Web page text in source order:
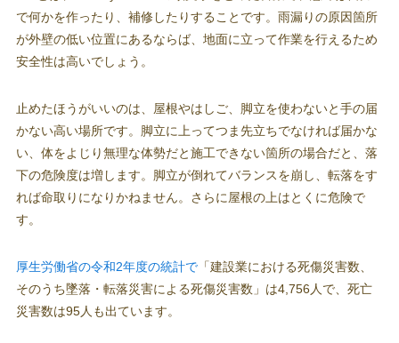
で何かを作ったり、補修したりすることです。雨漏りの原因箇所
が外壁の低い位置にあるならば、地面に立って作業を行えるため
安全性は高いでしょう。
止めたほうがいいのは、屋根やはしご、脚立を使わないと手の届
かない高い場所です。脚立に上ってつま先立ちでなければ届かな
い、体をよじり無理な体勢だと施工できない箇所の場合だと、落
下の危険度は増します。脚立が倒れてバランスを崩し、転落をす
れば命取りになりかねません。さらに屋根の上はとくに危険で
す。
厚生労働省の令和2年度の統計で「建設業における死傷災害数、
そのうち墜落・転落災害による死傷災害数」は4,756人で、死亡
災害数は95人も出ています。